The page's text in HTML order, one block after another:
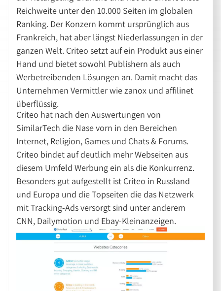
Reichweite unter den 10.000 Seiten im globalen
Ranking. Der Konzern kommt ursprünglich aus
Frankreich, hat aber längst Niederlassungen in der
ganzen Welt. Criteo setzt auf ein Produkt aus einer
Hand und bietet sowohl Publishern als auch
Werbetreibenden Lösungen an. Damit macht das
Unternehmen Vermittler wie zanox und affilinet
überflüssig.
Criteo hat nach den Auswertungen von
SimilarTech die Nase vorn in den Bereichen
Internet, Religion, Games und Chats & Forums.
Criteo bindet auf deutlich mehr Webseiten aus
diesem Umfeld Werbung ein als die Konkurrenz.
Besonders gut aufgestellt ist Criteo in Russland
und Europa und die Topseiten die das Netzwerk
mit Tracking-Ads versorgt sind unter anderem
CNN, Dailymotion und Ebay-Kleinanzeigen.